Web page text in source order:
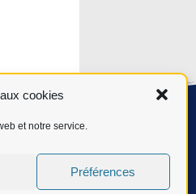
cookies
et notre service.
Préférences
de valeur